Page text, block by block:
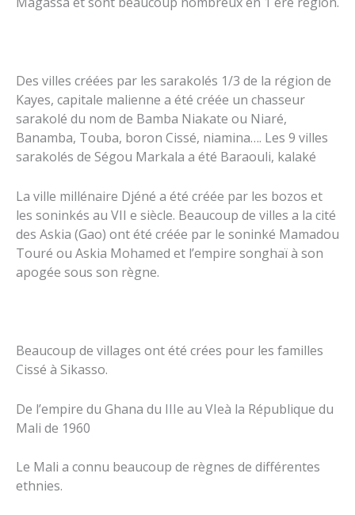
Des villes créées par les sarakolés 1/3 de la région de
Kayes, capitale malienne a été créée un chasseur
sarakolé du nom de Bamba Niakate ou Niaré,
Banamba, Touba, boron Cissé, niamina…. Les 9 villes
sarakolés de Ségou Markala a été Baraouli, kalaké
La ville millénaire Djéné a été créée par les bozos et
les soninkés au VII e siècle. Beaucoup de villes a la cité
des Askia (Gao) ont été créée par le soninké Mamadou
Touré ou Askia Mohamed et l’empire songhaï à son
apogée sous son règne.
Beaucoup de villages ont été crées pour les familles
Cissé à Sikasso.
De l’empire du Ghana du IIIe au VIeà la République du
Mali de 1960
Le Mali a connu beaucoup de règnes de différentes
ethnies.